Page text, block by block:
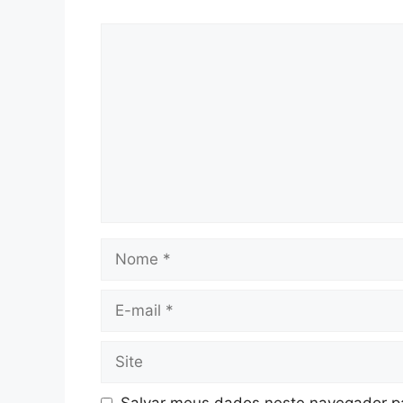
mail